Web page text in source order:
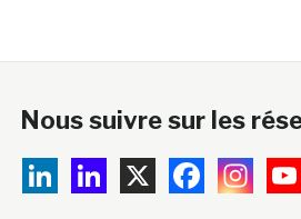
Nous suivre sur les